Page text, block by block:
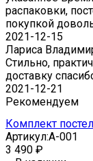
распаковки,
покупкой
2021-12-15
Лариса
Стильно,
доставку
2021-12-21
Рекомендуем
Комплект
Артикул:A-001
3 490 ₽